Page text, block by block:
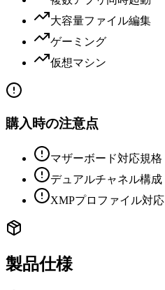
大容量ファイル編集
ゲーミング
仮想マシン
購入時の注意点
マザーボード対応規格
デュアルチャネル構成
XMPプロファイル対応
製品仕様